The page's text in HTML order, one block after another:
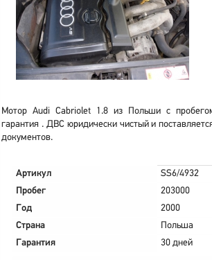
Мотор Audi Cabriolet 1.8 из Польши с
гарантия . ДВС юридически чистый и
документов.
Артикул
SS6/4932
Пробег
203000
Год
2000
Страна
Польша
Гарантия
30 дней